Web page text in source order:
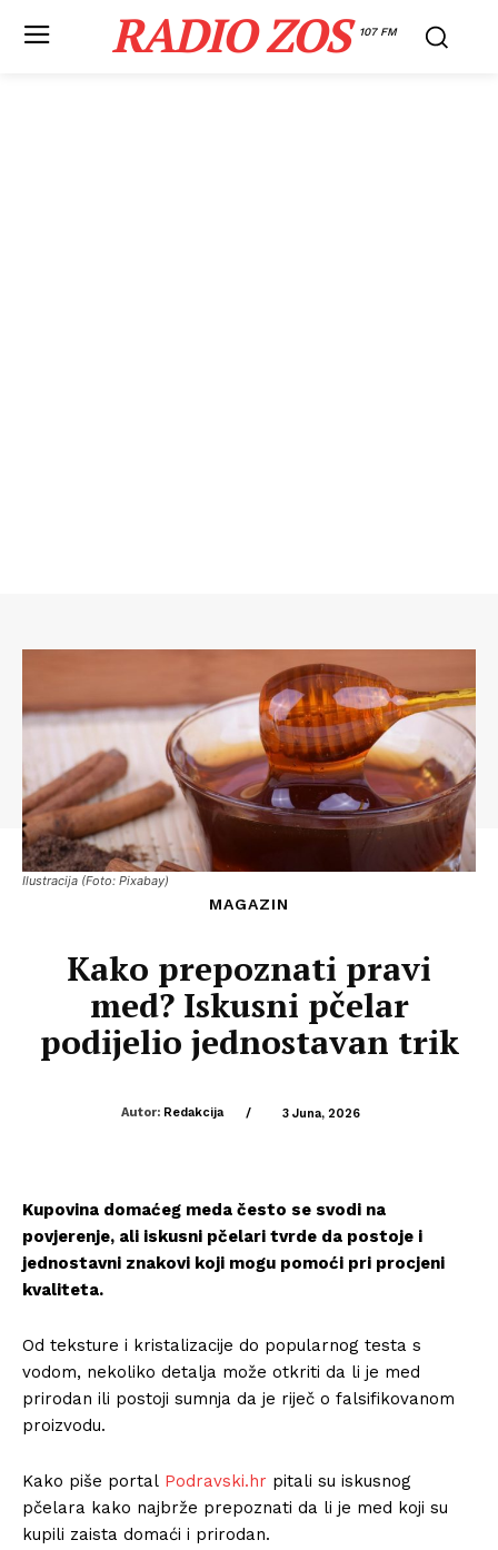
RADIO ZOS 107 FM
Ilustracija (Foto: Pixabay)
MAGAZIN
Kako prepoznati pravi
med? Iskusni pčelar
podijelio jednostavan trik
Autor: Redakcija / 3 Juna, 2026
Kupovina domaćeg meda često se svodi na
povjerenje, ali iskusni pčelari tvrde da postoje i
jednostavni znakovi koji mogu pomoći pri procjeni
kvaliteta.
Od teksture i kristalizacije do popularnog testa s
vodom, nekoliko detalja može otkriti da li je med
prirodan ili postoji sumnja da je riječ o falsifikovanom
proizvodu.
Kako piše portal Podravski.hr pitali su iskusnog
pčelara kako najbrže prepoznati da li je med koji su
kupili zaista domaći i prirodan.